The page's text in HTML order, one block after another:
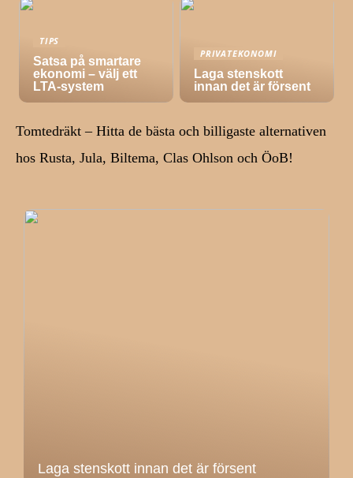
TIPS
Satsa på smartare
ekonomi – välj ett
LTA-system
PRIVATEKONOMI
Laga stenskott
innan det är försent
Tomtedräkt – Hitta de bästa och billigaste alternativen
hos Rusta, Jula, Biltema, Clas Ohlson och ÖoB!
Laga stenskott innan det är försent